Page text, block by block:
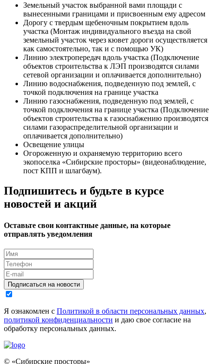
Земельный участок выбранной вами площади с
вынесенными границами и присвоенным ему адресом
Дорогу с твердым щебеночным покрытием вдоль
участка (Монтаж индивидуального въезда на свой
земельный участок через кювет дороги осуществляется
как самостоятельно, так и с помощью УК)
Линию электропередач вдоль участка (Подключение
объектов строительства к ЛЭП производятся силами
сетевой организации и оплачивается дополнительно)
Линию водоснабжения, подведенную под землей, с
точкой подключения на границе участка
Линию газоснабжения, подведенную под землей, с
точкой подключения на границе участка (Подключение
объектов строительства к газоснабжению производятся
силами газораспределительной организации и
оплачивается дополнительно)
Освещение улицы
Огороженную и охраняемую территорию всего
экопоселка «Сибирские просторы» (видеонаблюдение,
пост КПП и шлагбаум).
Подпишитесь и будьте в курсе
новостей и акций
Оставьте свои контактные данные, на которые
отправлять уведомления
Подписаться на новости
Я ознакомлен с Политикой в области персональных данных,
политикой конфиденциальности и даю свое согласие на
обработку персональных данных.
© «Сибирские просторы»